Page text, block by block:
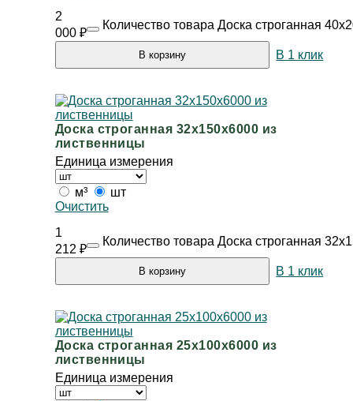
2
000 ₽
Количество товара Доска строганная
В корзину В 1 клик
Доска строганная 32х150х6000 из
лиственницы
Единица измерения
м³
шт
Очистить
1
212 ₽
Количество товара Доска строганная
В корзину В 1 клик
Доска строганная 25х100х6000 из
лиственницы
Единица измерения